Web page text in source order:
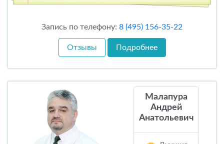
Запись по телефону: 8 (495) 156-35-22
Отзывы Подробнее
Малапура
Андрей
Анатольевич